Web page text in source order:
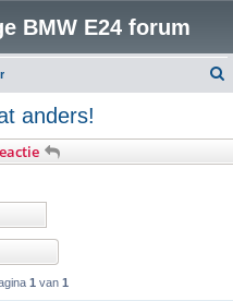
BMW E24 forum
anders!
1 van 1